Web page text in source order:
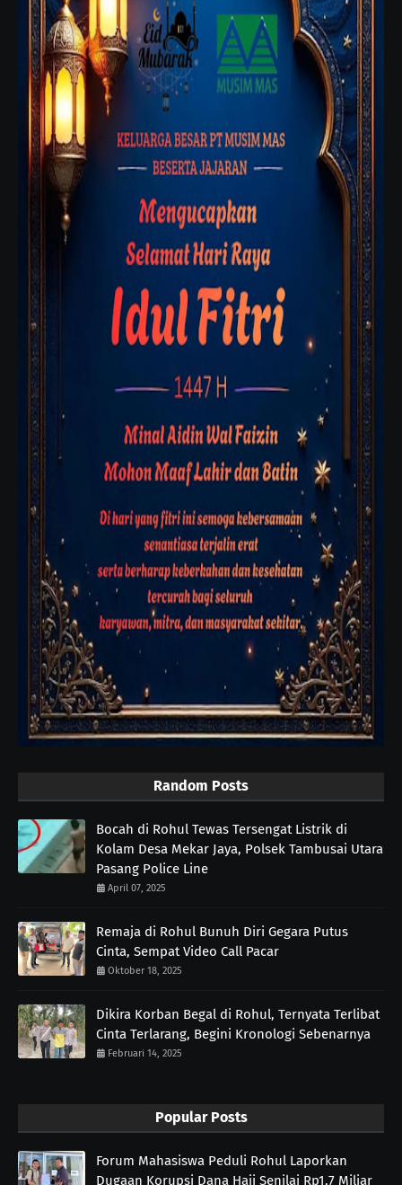
Random Posts
Bocah di Rohul Tewas Tersengat Listrik di
Kolam Desa Mekar Jaya, Polsek Tambusai Utara
Pasang Police Line
April 07, 2025
Remaja di Rohul Bunuh Diri Gegara Putus
Cinta, Sempat Video Call Pacar
Oktober 18, 2025
Dikira Korban Begal di Rohul, Ternyata Terlibat
Cinta Terlarang, Begini Kronologi Sebenarnya
Februari 14, 2025
Popular Posts
Forum Mahasiswa Peduli Rohul Laporkan
Dugaan Korupsi Dana Haji Senilai Rp1,7 Miliar